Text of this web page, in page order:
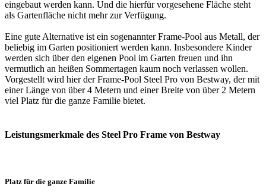
eingebaut werden kann. Und die hierfür vorgesehene Fläche steht
als Gartenfläche nicht mehr zur Verfügung.
Eine gute Alternative ist ein sogenannter Frame-Pool aus Metall, der
beliebig im Garten positioniert werden kann. Insbesondere Kinder
werden sich über den eigenen Pool im Garten freuen und ihn
vermutlich an heißen Sommertagen kaum noch verlassen wollen.
Vorgestellt wird hier der Frame-Pool Steel Pro von Bestway, der mit
einer Länge von über 4 Metern und einer Breite von über 2 Metern
viel Platz für die ganze Familie bietet.
Leistungsmerkmale des Steel Pro Frame von Bestway
Platz für die ganze Familie